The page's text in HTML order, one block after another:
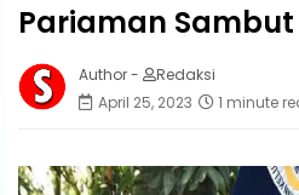
Pariaman Sambut
Author -
Redaksi
April 25, 2023
1 minute